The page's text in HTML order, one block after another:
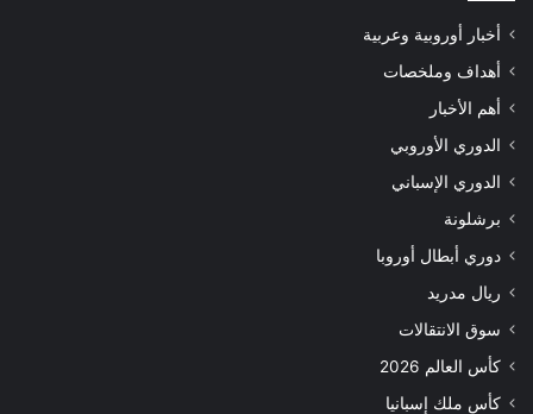
أخبار أوروبية وعربية
أهداف وملخصات
أهم الأخبار
الدوري الأوروبي
الدوري الإسباني
برشلونة
دوري أبطال أوروبا
ريال مدريد
سوق الانتقالات
كأس العالم 2026
كأس ملك إسبانيا